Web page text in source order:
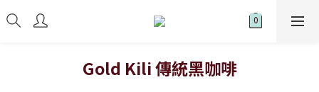
Gold Kili 傳統黑咖啡